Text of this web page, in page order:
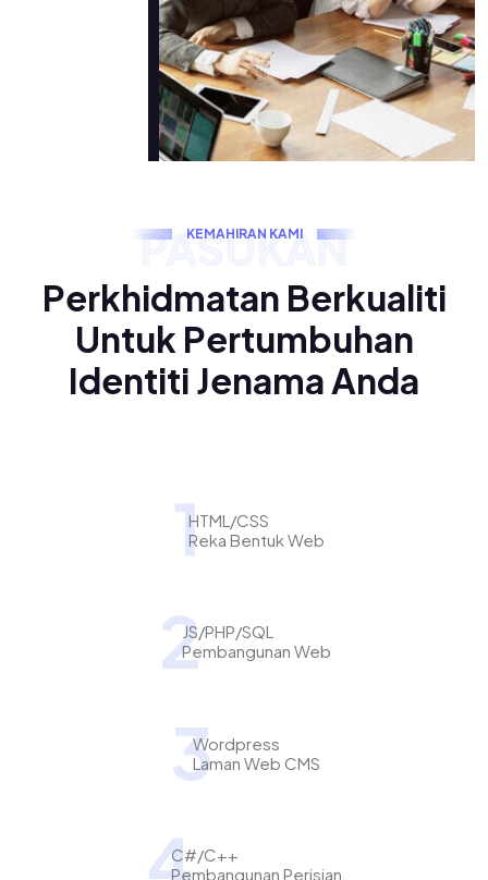
PASUKAN
KEMAHIRAN KAMI
Perkhidmatan Berkualiti
Untuk Pertumbuhan
Identiti JenamaAnda
1HTML/CSS
Reka Bentuk Web
2JS/PHP/SQL
Pembangunan Web
3Wordpress
Laman Web CMS
4C#/C++
Pembangunan Perisian